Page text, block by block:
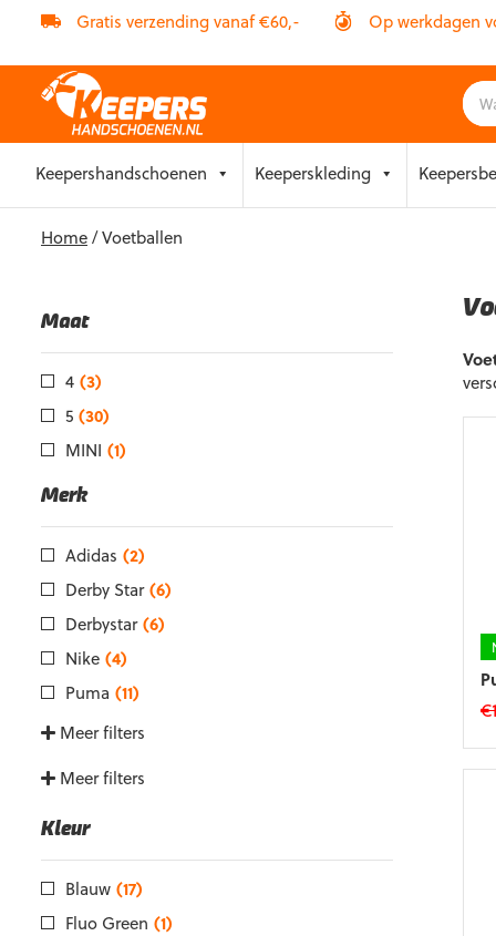
Gratis verzending vanaf €60,- Op werkdagen
toKeepershandschoenen Keeperskleding
Home/ Voetballen
Maat
4 (3)
5 (30)
MINI (1)
Merk
Adidas (2)
Derby Star (6)
Derbystar (6)
Nike (4)
Puma (11)
Meer filters
Meer filters
Kleur
Blauw (17)
Fluo Green (1)
€